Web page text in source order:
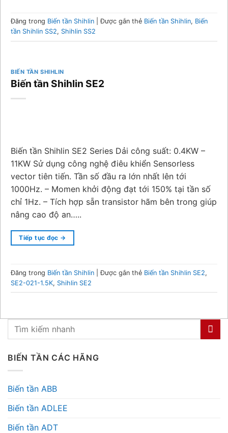
BIẾN TẦN CÁC HÃNG
Biến tần ABB
Biến tần ADLEE
Biến tần ADT
Đăng trong Biến tần Shihlin |Được gắn thẻ Biến tần Shihlin, Biến
tần Shihlin SS2, Shihlin SS2
BIẾN TẦN SHIHLIN
Biến tần Shihlin SE2
Biến tần Shihlin SE2 Series Dải công suất: 0.4KW –
11KW Sử dụng công nghệ điêu khiển Sensorless
vector tiên tiến. Tần số đầu ra lớn nhất lên tới
1000Hz. – Momen khởi động đạt tới 150% tại tần số
chỉ 1Hz. – Tích hợp sẵn transistor hãm bên trong giúp
nâng cao độ an…..
Tiếp tục đọc →
Đăng trong Biến tần Shihlin |Được gắn thẻ Biến tần Shihlin SE2,
SE2-021-1.5K, Shihlin SE2